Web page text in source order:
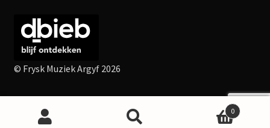
© Frysk Muziek Argyf 2026
0